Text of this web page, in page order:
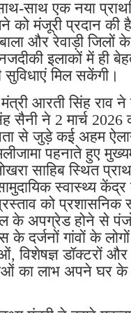
साथ एक नया
को मंजूरी प्रदान की
और रेवाड़ी जिलों के
इलाकों में ही
मिल सकेंगी।
आरती सिंह राव ने
सैनी ने 2 मार्च 2026
से जुड़े कई अहम
पहनाते हुए
साहिब स्थित
स्वास्थ्य
को प्रशासनिक
के अपग्रेड होने से
दर्जनों गांवों के
विशेषज्ञ डॉक्टरों
का लाभ अपने घर के